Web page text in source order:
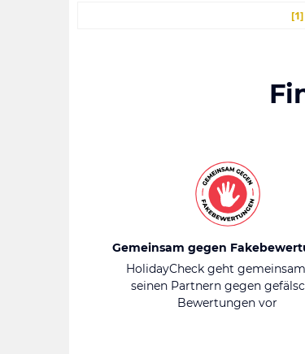
[1]
Gemeinsam gegen
HolidayCheck geht
seinen Partnern gegen
Bewertungen vor